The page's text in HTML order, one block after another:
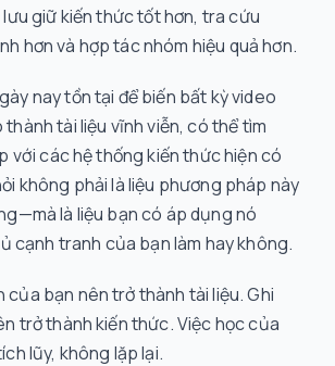
giữ kiến thức tốt hơn, tra cứu
hơn và hợp tác nhóm hiệu quả hơn.
nay tồn tại để biến bất kỳ video
tài liệu vĩnh viễn, có thể tìm
với các hệ thống kiến thức hiện có
không phải là liệu phương pháp này
là liệu bạn có áp dụng nó
cạnh tranh của bạn làm hay không.
của bạn nên trở thành tài liệu. Ghi
trở thành kiến thức. Việc học của
lũy, không lặp lại.